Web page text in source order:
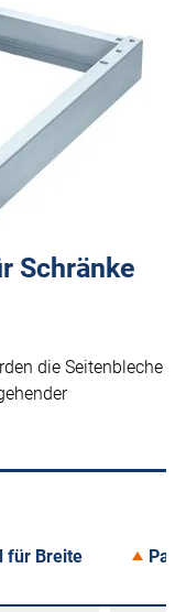
Schränke
die Seitenbleche
für Breite